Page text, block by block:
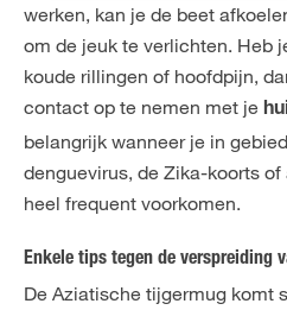
werken, kan je de beet
om de jeuk te verlichten. Heb
koude rillingen of hoofdpijn,
contact op te nemen met je
belangrijk wanneer je in
denguevirus, de Zika-koorts
heel frequent voorkomen.
Enkele tips tegen de verspreiding
De Aziatische tijgermug komt